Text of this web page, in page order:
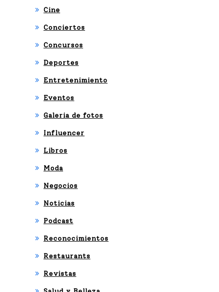
Cine
Conciertos
Concursos
Deportes
Entretenimiento
Eventos
Galeria de fotos
Influencer
Libros
Moda
Negocios
Noticias
Podcast
Reconocimientos
Restaurants
Revistas